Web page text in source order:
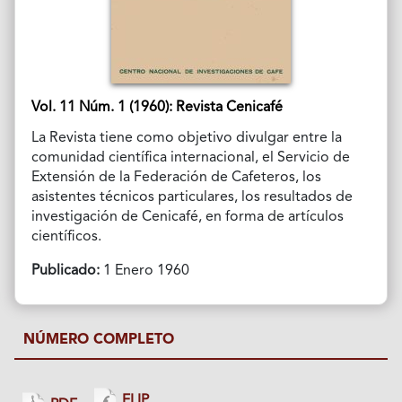
Vol. 11 Núm. 1 (1960): Revista Cenicafé
La Revista tiene como objetivo divulgar entre la
comunidad científica internacional, el Servicio de
Extensión de la Federación de Cafeteros, los
asistentes técnicos particulares, los resultados de
investigación de Cenicafé, en forma de artículos
científicos.
Publicado:1 Enero 1960
NÚMERO COMPLETO